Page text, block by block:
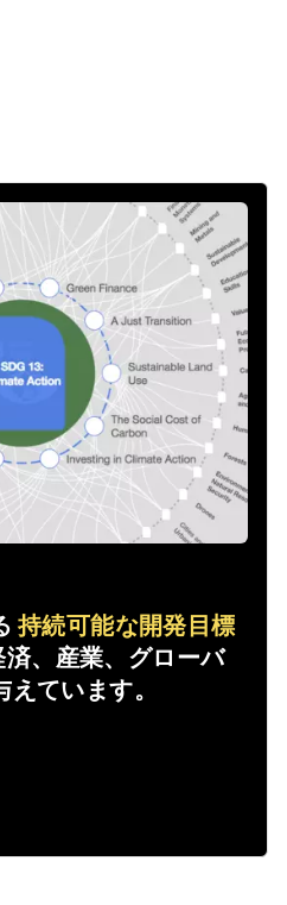
持続可能な開発目標
済、産業、グローバ
ています。